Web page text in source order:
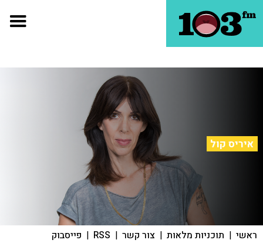
איריס קול
ראשי | תוכניות מלאות | צור קשר |
RSS
| פייסבוק